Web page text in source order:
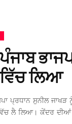
ਲਿਆ
ਪ੍ਰਧਾਨ ਸੁਨੀਲ
ਲੈ ਲਿਆ। ਕੇਂਦਰ